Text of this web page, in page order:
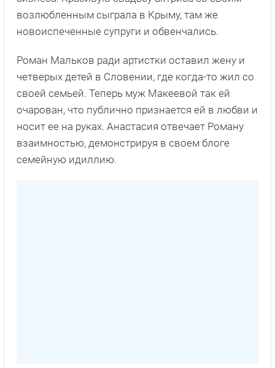
возлюбленным сыграла в Крыму, там же
новоиспеченные супруги и обвенчались.
Роман Мальков ради артистки оставил жену и
четверых детей в Словении, где когда-то жил со
своей семьей. Теперь муж Макеевой так ей
очарован, что публично признается ей в любви и
носит ее на руках. Анастасия отвечает Роману
взаимностью, демонстрируя в своем блоге
семейную идиллию.